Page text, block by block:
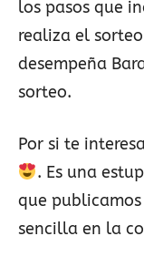
los pasos que
realiza el
desempeña
sorteo.
Por si te
. Es una
que
sencilla en la